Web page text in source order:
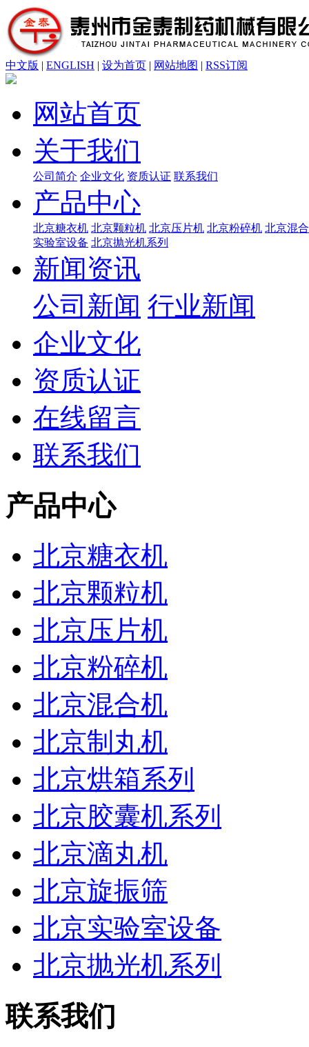
中文版 | ENGLISH | 设为首页 | 网站地图 | RSS订阅
网站首页
关于我们
公司简介 企业文化 资质认证 联系我们
产品中心
北京糖衣机 北京颗粒机 北京压片机 北京粉碎机 北京混
实验室设备 北京抛光机系列
新闻资讯
公司新闻 行业新闻
企业文化
资质认证
在线留言
联系我们
产品中心
北京糖衣机
北京颗粒机
北京压片机
北京粉碎机
北京混合机
北京制丸机
北京烘箱系列
北京胶囊机系列
北京滴丸机
北京旋振筛
北京实验室设备
北京抛光机系列
联系我们